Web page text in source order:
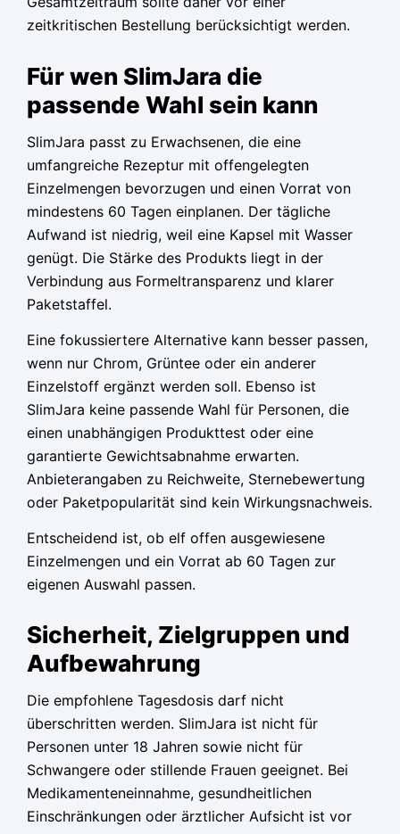
zeitkritischen Bestellung berücksichtigt werden.
Für wen SlimJara die
passende Wahl sein kann
SlimJara passt zu Erwachsenen, die eine
umfangreiche Rezeptur mit offengelegten
Einzelmengen bevorzugen und einen Vorrat von
mindestens 60 Tagen einplanen. Der tägliche
Aufwand ist niedrig, weil eine Kapsel mit Wasser
genügt. Die Stärke des Produkts liegt in der
Verbindung aus Formeltransparenz und klarer
Paketstaffel.
Eine fokussiertere Alternative kann besser passen,
wenn nur Chrom, Grüntee oder ein anderer
Einzelstoff ergänzt werden soll. Ebenso ist
SlimJara keine passende Wahl für Personen, die
einen unabhängigen Produkttest oder eine
garantierte Gewichtsabnahme erwarten.
Anbieterangaben zu Reichweite, Sternebewertung
oder Paketpopularität sind kein Wirkungsnachweis.
Entscheidend ist, ob elf offen ausgewiesene
Einzelmengen und ein Vorrat ab 60 Tagen zur
eigenen Auswahl passen.
Sicherheit, Zielgruppen und
Aufbewahrung
Die empfohlene Tagesdosis darf nicht
überschritten werden. SlimJara ist nicht für
Personen unter 18 Jahren sowie nicht für
Schwangere oder stillende Frauen geeignet. Bei
Medikamenteneinnahme, gesundheitlichen
Einschränkungen oder ärztlicher Aufsicht ist vor